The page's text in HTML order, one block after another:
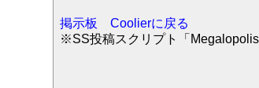
掲示板
Coolierに戻る
※SS投稿スクリプト「